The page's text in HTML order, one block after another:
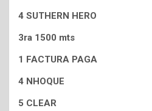
4 SUTHERN HERO
3ra 1500 mts
1 FACTURA PAGA
4 NHOQUE
5 CLEAR